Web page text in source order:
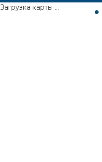
Загрузка карты ...